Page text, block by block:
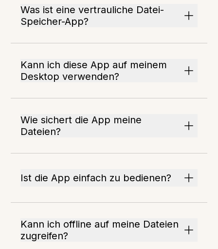
Was ist eine vertrauliche Datei-
Speicher-App?
Kann ich diese App auf meinem
Desktop verwenden?
Wie sichert die App meine
Dateien?
Ist die App einfach zu bedienen?
Kann ich offline auf meine Dateien
zugreifen?